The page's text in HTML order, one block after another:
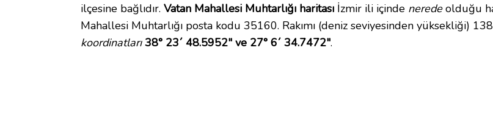
ilçesine bağlıdır. Vatan Mahallesi Muhtarlığı haritası İzmir ili içinde neredeolduğu
Mahallesi Muhtarlığı posta kodu 35160. Rakımı (deniz seviyesinden yüksekliği)
koordinatları 38° 23´ 48.5952" ve 27° 6´ 34.7472".